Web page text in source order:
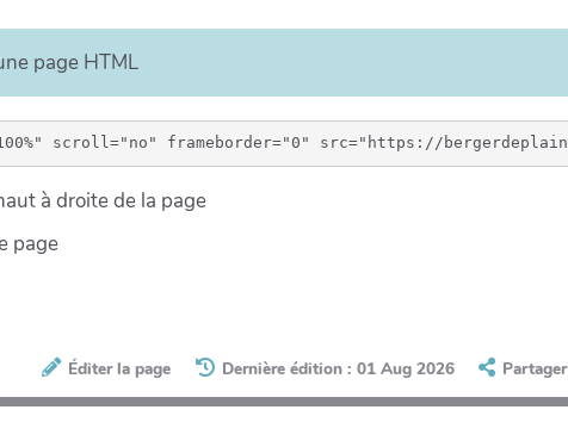
page HTML
à droite de la page
page
Éditer la page Dernière édition : 01 Aug 2026 Partager